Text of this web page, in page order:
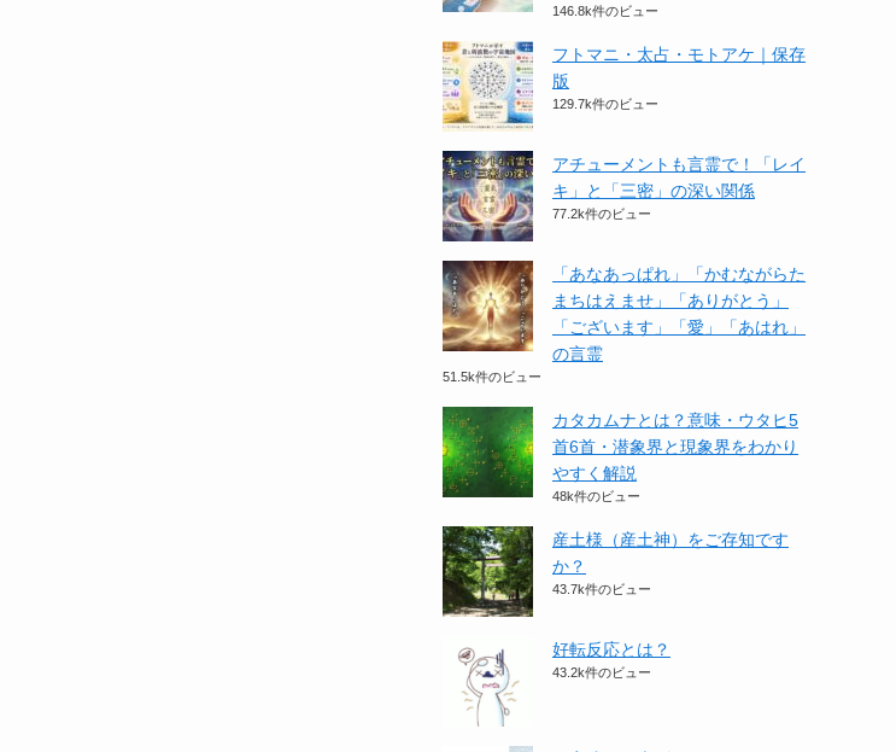
146.8k件のビュー
フトマニ・太占・モトアケ｜保存
版
129.7k件のビュー
アチューメントも言霊で！「レイ
キ」と「三密」の深い関係
77.2k件のビュー
「あなあっぱれ」「かむながらた
まちはえませ」「ありがとう」
「ございます」「愛」「あはれ」
の言霊
51.5k件のビュー
カタカムナとは？意味・ウタヒ5
首6首・潜象界と現象界をわかり
やすく解説
48k件のビュー
産土様（産土神）をご存知です
か？
43.7k件のビュー
好転反応とは？
43.2k件のビュー